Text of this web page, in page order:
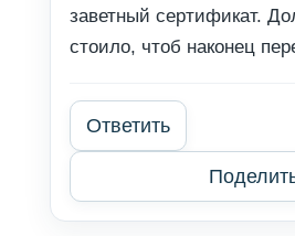
заветный сертификат.
стоило, чтоб наконец
Ответить